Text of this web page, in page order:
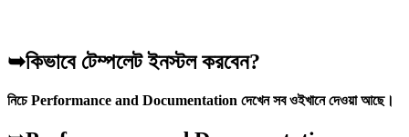
➥কিভাবে টেম্পলেট ইনস্টল করবেন?
নিচে Performance and Documentation দেখেন সব ওইখানে দেওয়া আছে।